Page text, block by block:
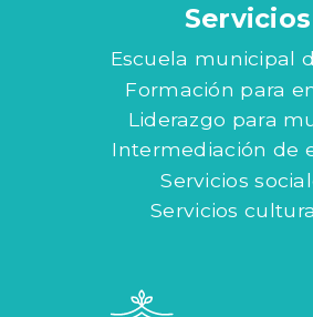
Servicios
Escuela municipal
Formación para
Liderazgo para
Intermediación de
Servicios
Servicios